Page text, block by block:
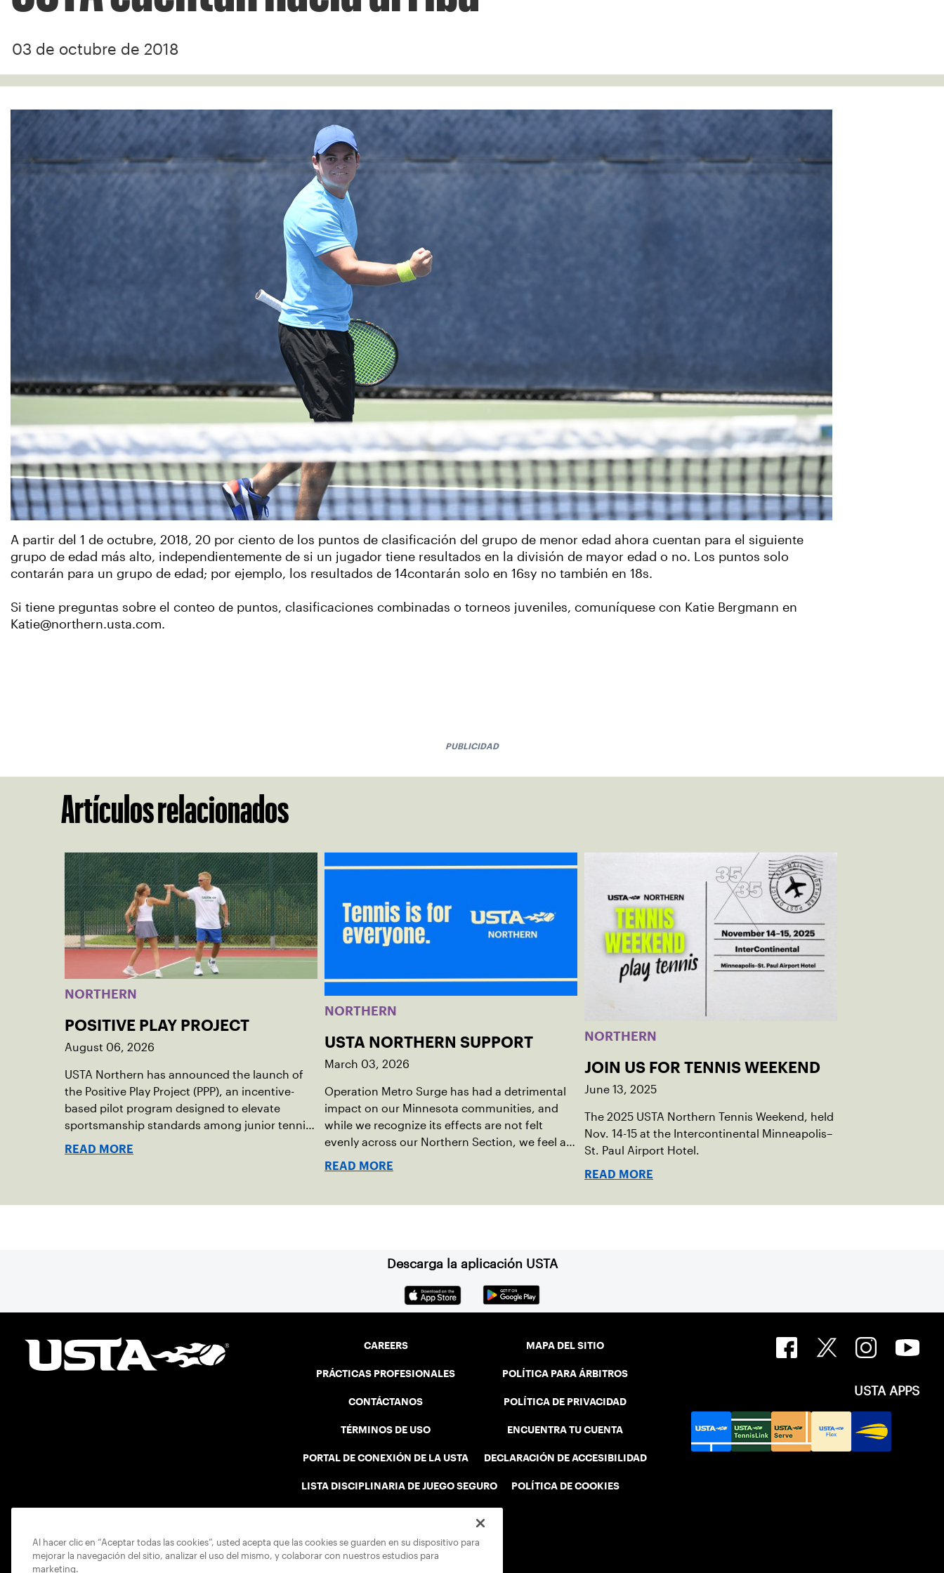
03 de octubre de 2018
A partir del 1 de octubre, 2018, 20 por ciento de los puntos de clasificación del grupo de menor edad ahora cuentan para el siguiente
grupo de edad más alto, independientemente de si un jugador tiene resultados en la división de mayor edad o no. Los puntos solo
contarán para un grupo de edad; por ejemplo, los resultados de 14contarán solo en 16sy no también en 18s.
Si tiene preguntas sobre el conteo de puntos, clasificaciones combinadas o torneos juveniles, comuníquese con Katie Bergmann en
Katie@northern.usta.com.
PUBLICIDAD
Artículos relacionados
NORTHERN
POSITIVE PLAY PROJECT
August 06, 2026
USTA Northern has announced the launch of
the Positive Play Project (PPP), an incentive-
based pilot program designed to elevate
sportsmanship standards among junior tennis
players. Running now through December 2026,
READ MORE
NORTHERN
USTA NORTHERN SUPPORT
March 03, 2026
Operation Metro Surge has had a detrimental
impact on our Minnesota communities, and
while we recognize its effects are not felt
evenly across our Northern Section, we feel a
responsibility to speak out in support of our
READ MORE
NORTHERN
JOIN US FOR TENNIS WEEKEND
June 13, 2025
The 2025 USTA Northern Tennis Weekend, held
Nov. 14-15 at the Intercontinental Minneapolis–
St. Paul Airport Hotel.
READ MORE
Descarga la aplicación USTA
CAREERS
PRÁCTICAS PROFESIONALES
CONTÁCTANOS
TÉRMINOS DE USO
PORTAL DE CONEXIÓN DE LA USTA
LISTA DISCIPLINARIA DE JUEGO SEGURO
MAPA DEL SITIO
POLÍTICA PARA ÁRBITROS
POLÍTICA DE PRIVACIDAD
ENCUENTRA TU CUENTA
DECLARACIÓN DE ACCESIBILIDAD
POLÍTICA DE COOKIES
USTA APPS
Al hacer clic en “Aceptar todas las cookies”, usted acepta que las cookies se guarden en su dispositivo para
mejorar la navegación del sitio, analizar el uso del mismo, y colaborar con nuestros estudios para
marketing.